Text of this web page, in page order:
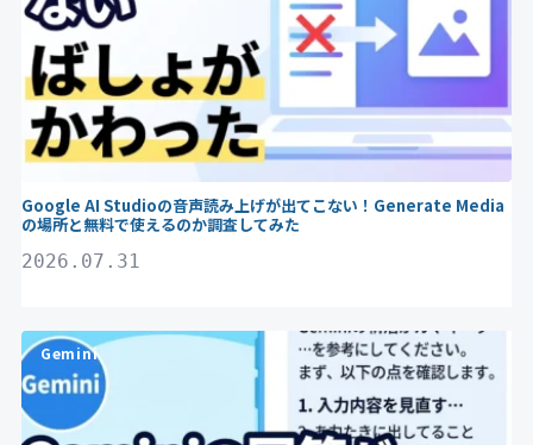
Google AI Studioの音声読み上げが出てこない！Generate Media
の場所と無料で使えるのか調査してみた
2026.07.31
Gemini